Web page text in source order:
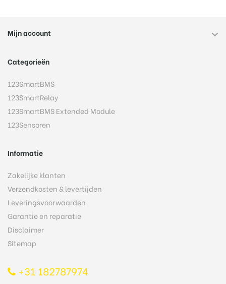
Mijn account 
Categorieën
123SmartBMS
123SmartRelay
123SmartBMS Extended Module
123Sensoren
Informatie
Zakelijke klanten
Verzendkosten & levertijden
Leveringsvoorwaarden
Garantie en reparatie
Disclaimer
Sitemap
+31 182787974